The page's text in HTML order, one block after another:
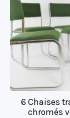
6 Chaises
chromés